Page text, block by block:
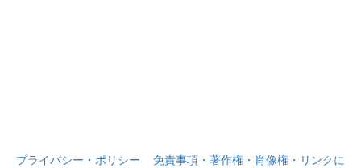
プライバシー・ポリシー
免責事項・著作権・肖像権・リンクに